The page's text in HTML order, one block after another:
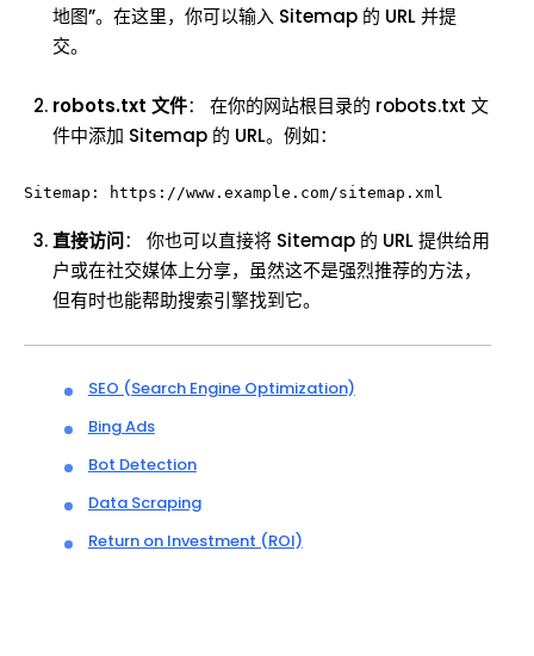
地图”。在这里，你可以输入 Sitemap 的 URL 并提
交。
robots.txt 文件： 在你的网站根目录的 robots.txt 文
件中添加 Sitemap 的 URL。例如：
直接访问： 你也可以直接将 Sitemap 的 URL 提供给用
户或在社交媒体上分享，虽然这不是强烈推荐的方法，
但有时也能帮助搜索引擎找到它。
SEO (Search Engine Optimization)
Bing Ads
Bot Detection
Data Scraping
Return on Investment (ROI)